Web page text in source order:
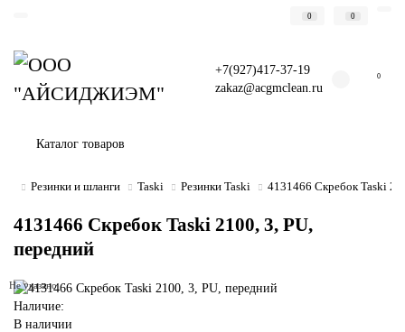
0 0
+7(927)417-37-19
zakaz@acgmclean.ru
0
Каталог товаров
Резинки и шланги Taski Резинки Taski 4131466 Скребок Taski
4131466 Скребок Taski 2100, 3, PU,
передний
Не указано
Наличие:
В наличии